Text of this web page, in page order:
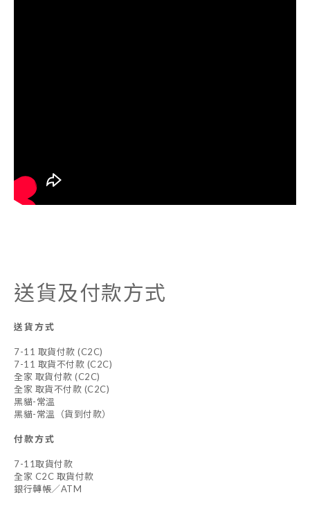
送貨及付款方式
送貨方式
7-11 取貨付款 (C2C)
7-11 取貨不付款 (C2C)
全家 取貨付款 (C2C)
全家 取貨不付款 (C2C)
黑貓-常溫
黑貓-常溫（貨到付款）
付款方式
7-11取貨付款
全家 C2C 取貨付款
銀行轉帳／ATM